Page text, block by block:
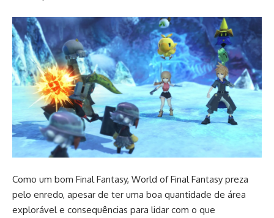
Como um bom Final Fantasy, World of Final Fantasy preza
pelo enredo, apesar de ter uma boa quantidade de área
explorável e consequências para lidar com o que